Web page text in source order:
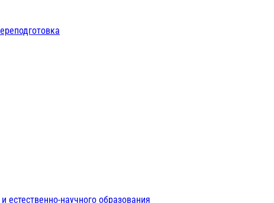
естественно-научного образования